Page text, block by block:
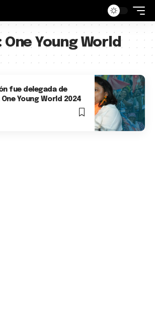
One Young World
fue delegada de
Young World 2024